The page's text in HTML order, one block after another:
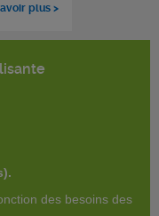
plus >
des besoins des